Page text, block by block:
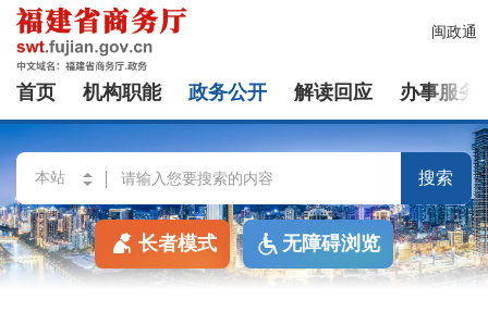
闽政通
首页 机构职能 政务公开 解读回应 办事服务
搜索
长者模式 无障碍浏览